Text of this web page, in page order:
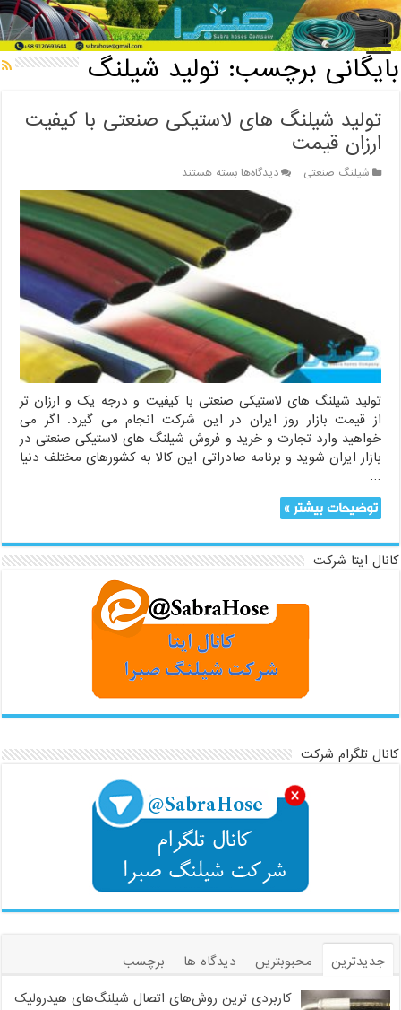
خانه / بایگانی برچسب: تولید شیلنگ
بایگانی برچسب:تولید شیلنگ
تولید شیلنگ های لاستیکی صنعتی با کیفیت
ارزان قیمت
شیلنگ صنعتی دیدگاه‌هابرای
تولید
شیلنگ
های
لاستیکی
صنعتی
کیفیت
ارزان
قیمت
بسته هستند
تولید شیلنگ های لاستیکی صنعتی با کیفیت و درجه یک و ارزان تر
از قیمت بازار روز ایران در این شرکت انجام می گیرد. اگر می
خواهید وارد تجارت و خرید و فروش شیلنگ های لاستیکی صنعتی در
بازار ایران شوید و برنامه صادراتی این کالا به کشورهای مختلف دنیا
…
توضیحات بیشتر »
کانال ایتا شرکت
کانال تلگرام شرکت
جدیدترین محبوبترین دیدگاه ها
برچسب
کاربردی ترین روش‌های اتصال شیلنگ‌های هیدرولیک